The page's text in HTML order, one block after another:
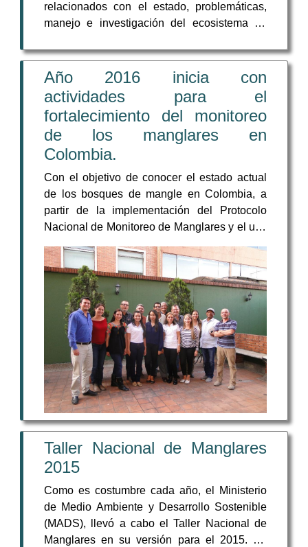
relacionados con el estado, problemáticas,
manejo e investigación del ecosistema de
Información para la Gestión de los Manglares
de Colombia-SIGMA, inicia la distribución de
su Boletín Informativo.
Año 2016 inicia con
actividades para el
fortalecimiento del monitoreo
de los manglares en
Colombia.
Con el objetivo de conocer el estado actual
de los bosques de mangle en Colombia, a
partir de la implementación del Protocolo
Nacional de Monitoreo de Manglares y el uso
de los Manglares de Colombia (SIGMA), el
pasado 2 de marzo de 2016 se llevó acabo
en la ciudad de Bogotá, la socialización y
divulgación de resultados generados en el
proceso de implementación del Protocolo
Nacional de Monitoreo de Manglares-PNMM,
organizada por el MADS y ASOCARS.
Taller Nacional de Manglares
2015
Como es costumbre cada año, el Ministerio
de Medio Ambiente y Desarrollo Sostenible
(MADS), llevó a cabo el Taller Nacional de
Manglares en su versión para el 2015. En